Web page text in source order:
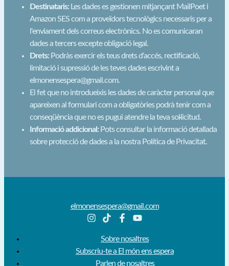
Destinataris: Les dades es gestionen mitjançant MailPoet i
Amazon SES com a proveïdors tecnològics necessaris per a
l'enviament dels correus electrònics. No es comunicaran
dades a tercers excepte obligació legal.
Drets: Podràs exercir els teus drets d'accés, rectificació,
limitació i supressió de les teves dades escrivint a
elmonensespera@gmail.com.
El fet que no introdueixis les dades de caràcter personal que
apareixen al formulari com a obligatòries podrà tenir com a
conseqüència que no es pugui atendre la teva sol·licitud.
Informació addicional: Pots consultar la informació detallada
sobre protecció de dades a la nostra Política de Privacitat.
elmonensespera@gmail.com
Sobre nosaltres
Subscriu-te a El món ens espera
Parlen de nosaltres